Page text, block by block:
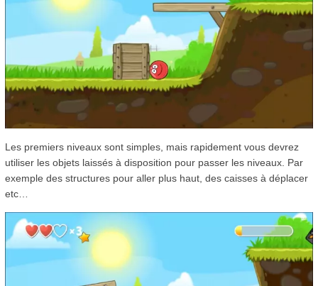
Les premiers niveaux sont simples, mais rapidement vous devrez
utiliser les objets laissés à disposition pour passer les niveaux. Par
exemple des structures pour aller plus haut, des caisses à déplacer
etc…